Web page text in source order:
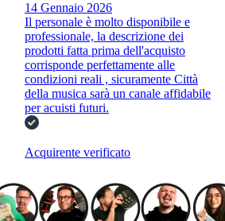
14 Gennaio 2026
Il personale è molto disponibile e
professionale, la descrizione dei
prodotti fatta prima dell'acquisto
corrisponde perfettamente alle
condizioni reali , sicuramente Città
della musica sarà un canale affidabile
per acuisti futuri.
Acquirente verificato